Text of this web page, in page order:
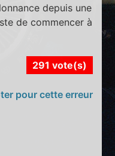
depuis une
de commencer à
291 vote(s)
pour cette erreur